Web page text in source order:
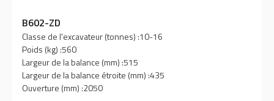
B602-ZD
Classe de l'excavateur (tonnes) :10-16
Poids (kg) :560
Largeur de la balance (mm) :515
Largeur de la balance étroite (mm) :435
Ouverture (mm) :2050